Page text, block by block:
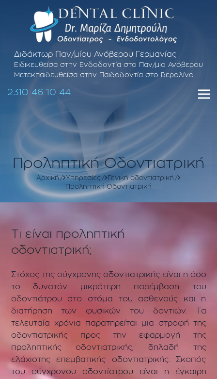
Διδάκτωρ Παν/μίου Ανόβερου Γερμανίας
Ειδικευθείσα στην Ενδοδοντία στο Παν/μιο Ανόβερου
Μετεκπαιδευθείσα στην Παιδοδοντία στο Βερολίνο
2310 46 10 44
Προληπτική Οδοντιατρική
Αρχική Υπηρεσίες
Γενική οδοντιατρική
Προληπτική Οδοντιατρική
Tι είναι προληπτική
οδοντιατρική;
Στόχος της σύγχρονης οδοντιατρικής είναι η όσο
το δυνατόν μικρότερη παρέμβαση του
οδοντιάτρου στο στόμα του ασθενούς και η
διατήρηση των φυσικών του δοντιών. Τα
τελευταία χρόνια παρατηρείται μια στροφή της
οδοντιατρικής προς την εφαρμογή της
προληπτικής οδοντιατρικής, δηλαδή της
ελάχιστης επεμβατικής οδοντιατρικής. Σκοπός
του σύγχρονου οδοντίατρου είναι η έγκαιρη